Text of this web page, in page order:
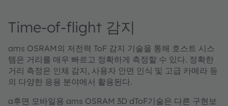
Time-of-flight 감지
ams OSRAM의 저전력 ToF 감지 기술을 통해 호스트 시스
템은 거리를 매우 빠르고 정확하게 측정할 수 있다. 정확한
거리 측정은 인체 감지, 사용자 안면 인식 및 고급 카메라 등
의 다양한 응용 분야에서 활용된다.
a후면 모바일용 ams OSRAM 3D dToF기술은 다른 구현보